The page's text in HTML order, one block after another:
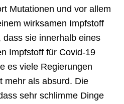
Mutationen und vor allem
wirksamen Impfstoff
sie innerhalb eines
Impfstoff für Covid-19
es viele Regierungen
mehr als absurd. Die
sehr schlimme Dinge